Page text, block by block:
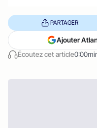
Écoutez cet article
PARTAGER
Ajouter